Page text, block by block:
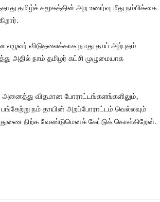
தமிழ்ச் சமூகத்தின் அற உணர்வு மீது நம்பிக்கை
எழுவர் விடுதலைக்காக நமது தாய் அற்புதம்
அதில் நாம் தமிழர் கட்சி முழுமையாக
அனைத்து விதமான போராட்டங்களங்களிலும்,
நம் தாயின் அறப்போராட்டம் வெல்லவும்
துணை நிற்க வேண்டுமெனக் கேட்டுக் கொள்கிறேன்.